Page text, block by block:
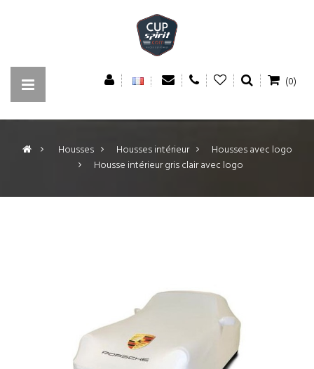
(0)
> Housses > Housses intérieur >
Housses avec logo
>
Housse intérieur gris clair avec logo